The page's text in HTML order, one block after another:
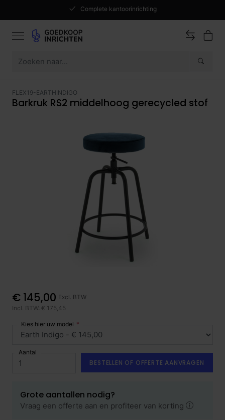
Complete kantoorinrichting
FLEX19-EARTHINDIGO
Barkruk RS2 middelhoog gerecycled stof
€ 145,00 Excl. BTW
Incl. BTW: € 175,45
Kies hier uw model
Aantal
BESTELLEN OF OFFERTE AANVRAGEN
Grote aantallen nodig?
Vraag een offerte aan en profiteer van korting